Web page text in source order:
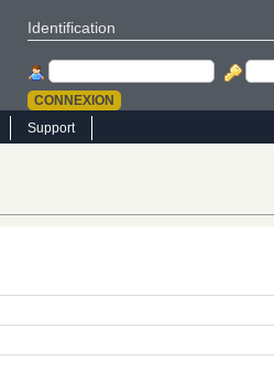
Identification
Support